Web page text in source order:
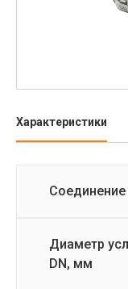
Характеристики
Соединение
Диаметр
DN, мм